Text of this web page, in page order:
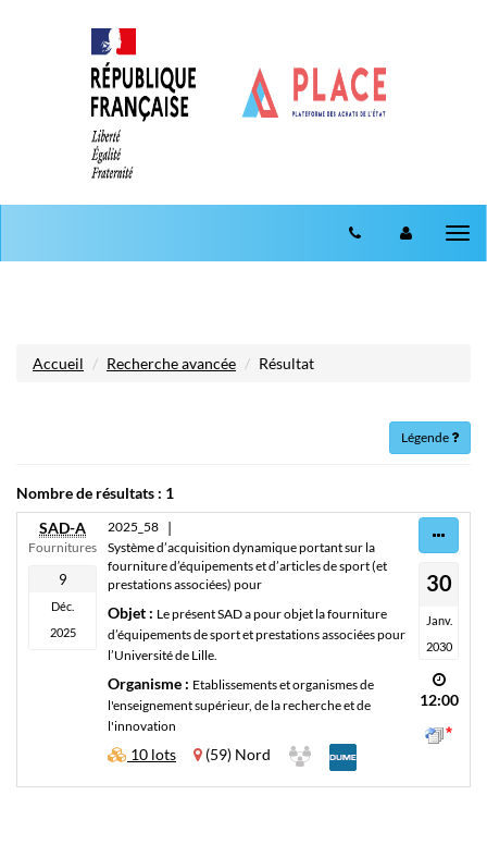
Accueil Recherche avancée Résultat
Légende
Nombre de résultats : 1
SAD-A
Fournitures
9
Déc.
2025
2025_58 |
Système d’acquisition dynamique portant sur la
fourniture d’équipements et d’articles de sport (et
prestations associées) pour
Objet : Le présent SAD a pour objet la fourniture
d’équipements de sport et prestations associées pour
l’Université de Lille.
Organisme : Etablissements et organismes de
l'enseignement supérieur, de la recherche et de
l'innovation
10 lots (59) Nord
DUME
standard
30
Janv.
2030
12:00